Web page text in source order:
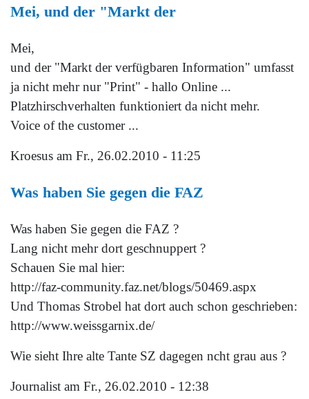
Mei, und der "Markt der
Mei,
und der "Markt der verfügbaren Information" umfasst
ja nicht mehr nur "Print" - hallo Online ...
Platzhirschverhalten funktioniert da nicht mehr.
Voice of the customer ...
Kroesus am Fr., 26.02.2010 - 11:25
Was haben Sie gegen die FAZ
Was haben Sie gegen die FAZ ?
Lang nicht mehr dort geschnuppert ?
Schauen Sie mal hier:
http://faz-community.faz.net/blogs/50469.aspx
Und Thomas Strobel hat dort auch schon geschrieben:
http://www.weissgarnix.de/
Wie sieht Ihre alte Tante SZ dagegen ncht grau aus ?
Journalist am Fr., 26.02.2010 - 12:38